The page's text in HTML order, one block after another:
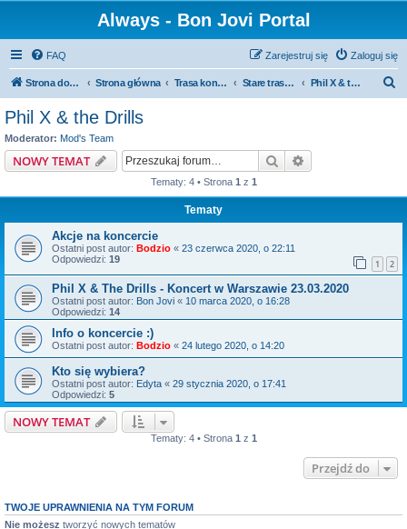
Always - Bon Jovi Portal
FAQ Zaloguj się
Zarejestruj się
Strona domowa Strona główna Trasa koncertowa Stare trasy koncertowe Phil X & the Drills
Phil X & the Drills
Moderator: Mod's Team
NOWY TEMAT Szukaj
Tematy: 4 • Strona 1 z 1
Tematy
Akcje na koncercie
Ostatni post autor: Bodzio « 23 czerwca 2020, o 22:11
Odpowiedzi: 19 1 2
Phil X & The Drills - Koncert w Warszawie 23.03.2020
Ostatni post autor: Bon Jovi « 10 marca 2020, o 16:28
Odpowiedzi: 14
Info o koncercie :)
Ostatni post autor: Bodzio « 24 lutego 2020, o 14:20
Kto się wybiera?
Ostatni post autor: Edyta « 29 stycznia 2020, o 17:41
Odpowiedzi: 5
NOWY TEMAT
Tematy: 4 • Strona 1 z 1
Przejdź do
TWOJE UPRAWNIENIA NA TYM FORUM
Nie możesz tworzyć nowych tematów